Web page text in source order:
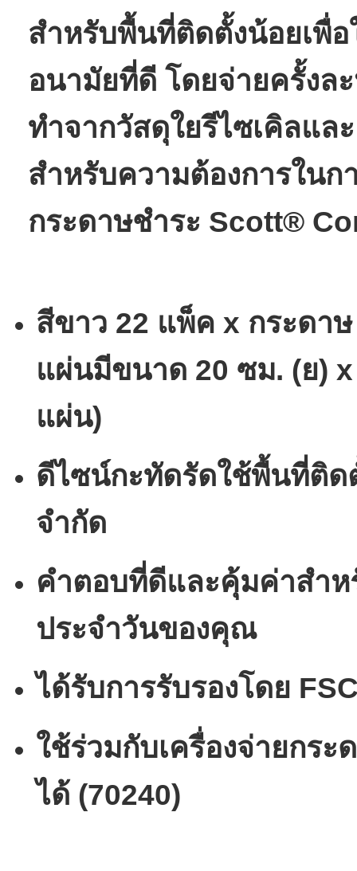
สำหรับพื้นที่ติดตั้งน้อยเพื่
อนามัยที่ดี โดยจ่ายครั้งล
ทำจากวัสดุใยรีไซเคิลแล
สำหรับความต้องการใน
กระดาษชำระ Scott®
สีขาว 22 แพ็ค x กระดา
แผ่นมีขนาด 20 ซม. (ย)
แผ่น)
ดีไซน์กะทัดรัดใช้พื้นที่ติด
จำกัด
คำตอบที่ดีและคุ้มค่าสำห
ประจำวันของคุณ
ได้รับการรับรองโดย
ใช้ร่วมกับเครื่องจ่ายกร
ได้ (70240)